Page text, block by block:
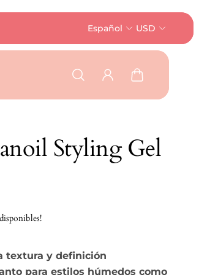
Español USD
Styling Gel
textura y definición
para estilos húmedos como